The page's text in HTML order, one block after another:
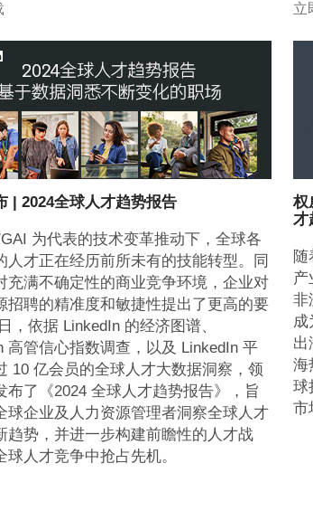
立
| 2024全球人才趋势报告
为代表的技术变革推动下，全球各
人才正在经历前所未有的技能转型。同
充满不确定性的商业竞争环境，企业对
招聘的精准度和敏捷性提出了更高的要
，依据 LinkedIn 的经济图谱、
高管信心指数调查，以及 LinkedIn 平
10 亿会员的全球人才大数据洞察，领
布了《2024 全球人才趋势报告》，旨
球企业及人力资源管理者洞察全球人才
趋势，并进一步构建前瞻性的人才战
球人才竞争中抢占先机。
权
才
产
非
成
出
海
球
市